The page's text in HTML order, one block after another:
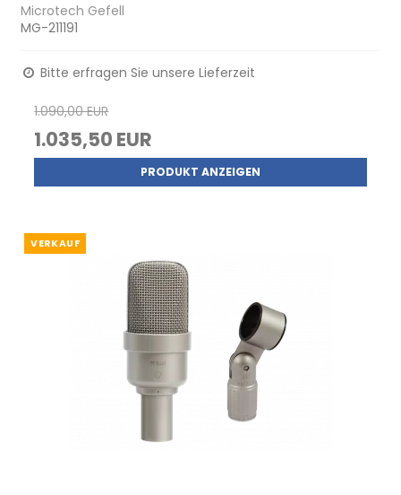
Microtech Gefell
MG-211191
Bitte erfragen Sie unsere Lieferzeit
1.090,00 EUR
1.035,50 EUR
PRODUKT ANZEIGEN
VERKAUF